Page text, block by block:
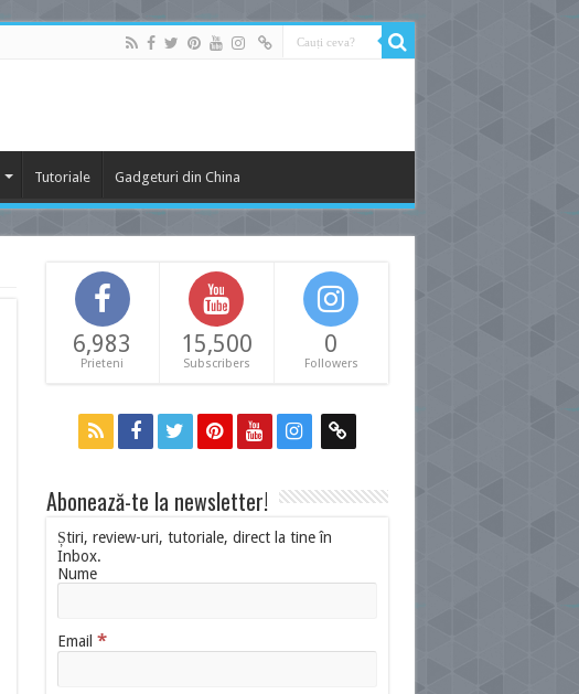
Tutoriale Gadgeturi din China
6,983
Prieteni
15,500
Subscribers
0
Followers
Abonează-te la newsletter!
Știri, review-uri, tutoriale, direct la tine în
Inbox.
Nume
Email *